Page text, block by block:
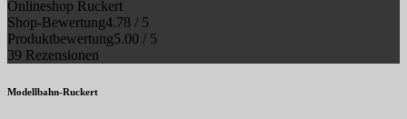
Onlineshop Ruckert
Shop-Bewertung4.78 / 5
Produktbewertung5.00 / 5
39 Rezensionen
Modellbahn-Ruckert